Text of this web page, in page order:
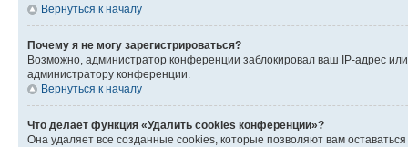
Вернуться к началу
Почему я не могу зарегистрироваться?
Возможно, администратор конференции заблокировал ваш IP-адрес
администратору конференции.
Вернуться к началу
Что делает функция «Удалить cookies конференции»?
Она удаляет все созданные cookies, которые позволяют вам